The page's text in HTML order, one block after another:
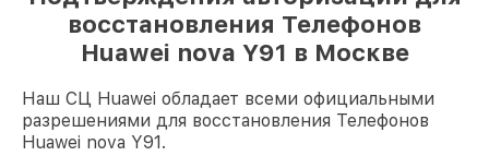
восстановления Телефонов
Huawei nova Y91 в Москве
Наш СЦ Huawei обладает всеми официальными
разрешениями для восстановления Телефонов
Huawei nova Y91.